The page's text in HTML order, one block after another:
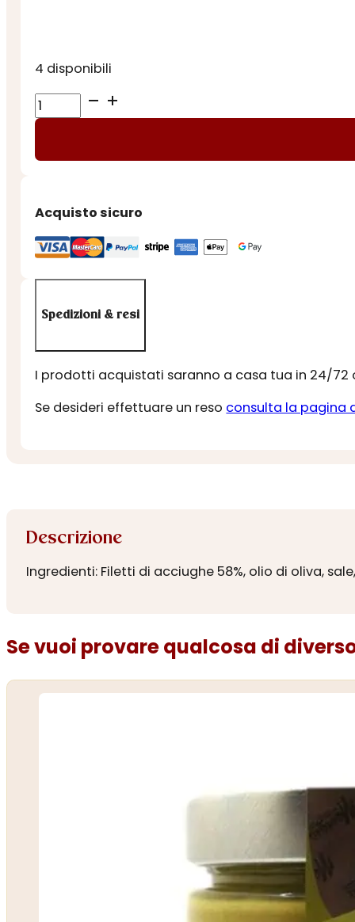
4 disponibili
FILETTI
DI
CON
Acquisto sicuro
Spedizioni & resi
I prodotti acquistati saranno a casa tua in 24/72
Se desideri effettuare un reso consulta la pagina
Descrizione
Ingredienti: Filetti di acciughe 58%, olio di oliva,
Se vuoi provare qualcosa di